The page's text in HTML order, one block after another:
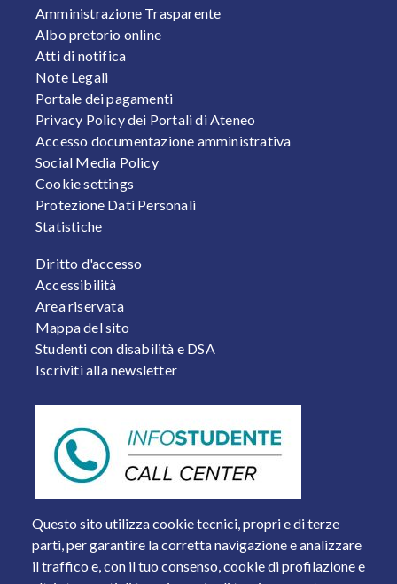
Questo sito utilizza cookie tecnici, propri e di terze
parti, per garantire la corretta navigazione e analizzare
il traffico e, con il tuo consenso, cookie di profilazione e
FOOTER 1
Amministrazione Trasparente
Albo pretorio online
Atti di notifica
Note Legali
Portale dei pagamenti
Privacy Policy dei Portali di Ateneo
Accesso documentazione amministrativa
Social Media Policy
Cookie settings
Protezione Dati Personali
Statistiche
FOOTER 2
Diritto d'accesso
Accessibilità
Area riservata
Mappa del sito
Studenti con disabilità e DSA
Iscriviti alla newsletter